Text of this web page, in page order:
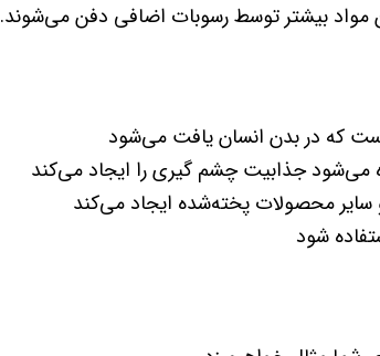
مواد بیشتر توسط رسوبات اضافی دفن می‌شوند.
که در بدن انسان یافت می‌شود
می‌شود جذابیت چشم گیری را ایجاد می‌کند
سایر محصولات پخته‌شده ایجاد می‌کند
شود